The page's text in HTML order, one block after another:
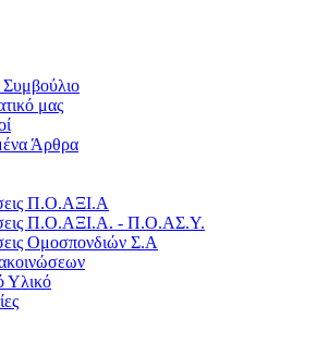
Συμβούλιο
μας
Άρθρα
Π.Ο.ΑΞΙ.Α
Π.Ο.ΑΞΙ.Α. - Π.Ο.ΑΣ.Υ.
Ομοσπονδιών Σ.Α
Υλικό